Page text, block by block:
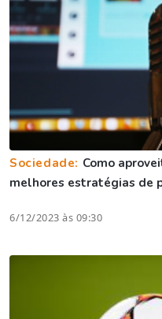
Sociedade: Como
melhores estratégias de
6/12/2023 às 09:30